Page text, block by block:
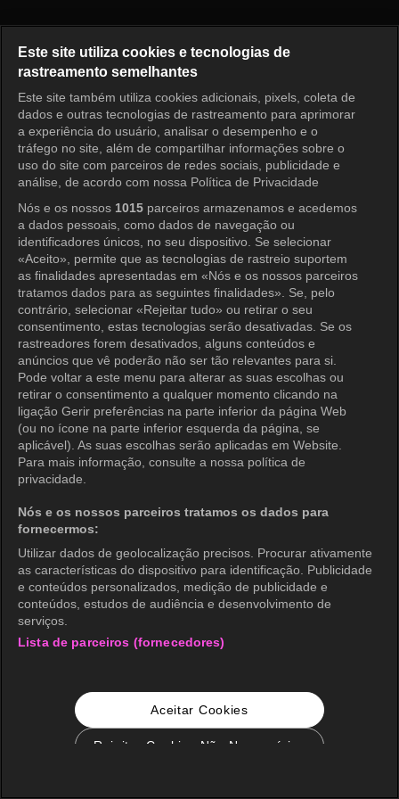
Entrar
Este site utiliza cookies e tecnologias de
rastreamento semelhantes
Este site também utiliza cookies adicionais, pixels, coleta de
dados e outras tecnologias de rastreamento para aprimorar
a experiência do usuário, analisar o desempenho e o
tráfego no site, além de compartilhar informações sobre o
uso do site com parceiros de redes sociais, publicidade e
análise, de acordo com nossa Política de Privacidade
Nós e os nossos 1015 parceiros armazenamos e acedemos
a dados pessoais, como dados de navegação ou
identificadores únicos, no seu dispositivo. Se selecionar
«Aceito», permite que as tecnologias de rastreio suportem
as finalidades apresentadas em «Nós e os nossos parceiros
tratamos dados para as seguintes finalidades». Se, pelo
contrário, selecionar «Rejeitar tudo» ou retirar o seu
consentimento, estas tecnologias serão desativadas. Se os
rastreadores forem desativados, alguns conteúdos e
anúncios que vê poderão não ser tão relevantes para si.
Pode voltar a este menu para alterar as suas escolhas ou
retirar o consentimento a qualquer momento clicando na
ligação Gerir preferências na parte inferior da página Web
(ou no ícone na parte inferior esquerda da página, se
aplicável). As suas escolhas serão aplicadas em Website.
Para mais informação, consulte a nossa política de
privacidade.
Nós e os nossos parceiros tratamos os dados para
fornecermos:
Utilizar dados de geolocalização precisos. Procurar ativamente
as características do dispositivo para identificação. Publicidade
e conteúdos personalizados, medição de publicidade e
conteúdos, estudos de audiência e desenvolvimento de
serviços.
Lista de parceiros (fornecedores)
Aceitar Cookies
Rejeitar Cookies Não Necessários